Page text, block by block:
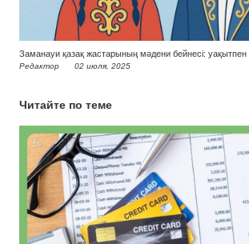
Заманауи қазақ жастарының мәдени бейнесі: уақытпен
Редактор 02 июля, 2025
Читайте по теме